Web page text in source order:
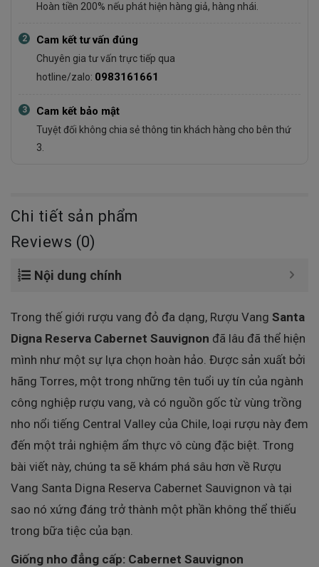
Hoàn tiền 200% nếu phát hiện hàng giả, hàng nhái.
2 Cam kết tư vấn đúng
Chuyên gia tư vấn trực tiếp qua
hotline/zalo: 0983161661
3 Cam kết bảo mật
Tuyệt đối không chia sẻ thông tin khách hàng cho bên thứ
3.
Chi tiết sản phẩm
Reviews (0)
Nội dung chính
Trong thế giới rượu vang đỏ đa dạng, Rượu Vang Santa
Digna Reserva Cabernet Sauvignon đã lâu đã thể hiện
mình như một sự lựa chọn hoàn hảo. Được sản xuất bởi
hãng Torres, một trong những tên tuổi uy tín của ngành
công nghiệp rượu vang, và có nguồn gốc từ vùng trồng
nho nổi tiếng Central Valley của Chile, loại rượu này đem
đến một trải nghiệm ẩm thực vô cùng đặc biệt. Trong
bài viết này, chúng ta sẽ khám phá sâu hơn về Rượu
Vang Santa Digna Reserva Cabernet Sauvignon và tại
sao nó xứng đáng trở thành một phần không thể thiếu
trong bữa tiệc của bạn.
Giống nho đẳng cấp: Cabernet Sauvignon